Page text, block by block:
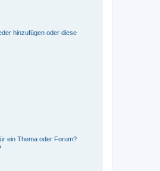
hinzufügen oder diese
ein Thema oder Forum?